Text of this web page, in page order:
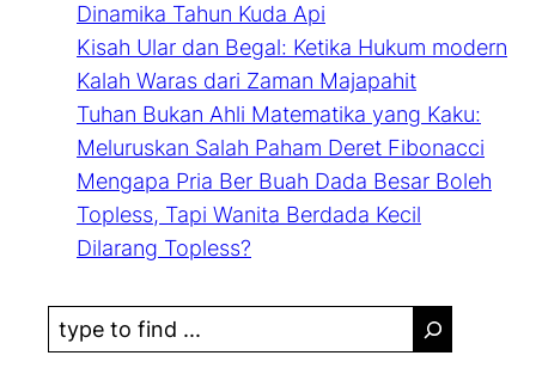
Dinamika Tahun Kuda Api
Kisah Ular dan Begal: Ketika Hukum modern
Kalah Waras dari Zaman Majapahit
Tuhan Bukan Ahli Matematika yang Kaku:
Meluruskan Salah Paham Deret Fibonacci
Mengapa Pria Ber Buah Dada Besar Boleh
Topless, Tapi Wanita Berdada Kecil
Dilarang Topless?
S
e